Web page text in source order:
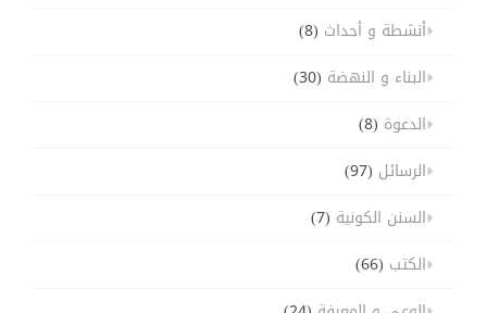
أنشطة و أحداث (8)
البناء و النهضة (30)
الدعوة (8)
الرسائل (97)
السنن الكونية (7)
الكتب (66)